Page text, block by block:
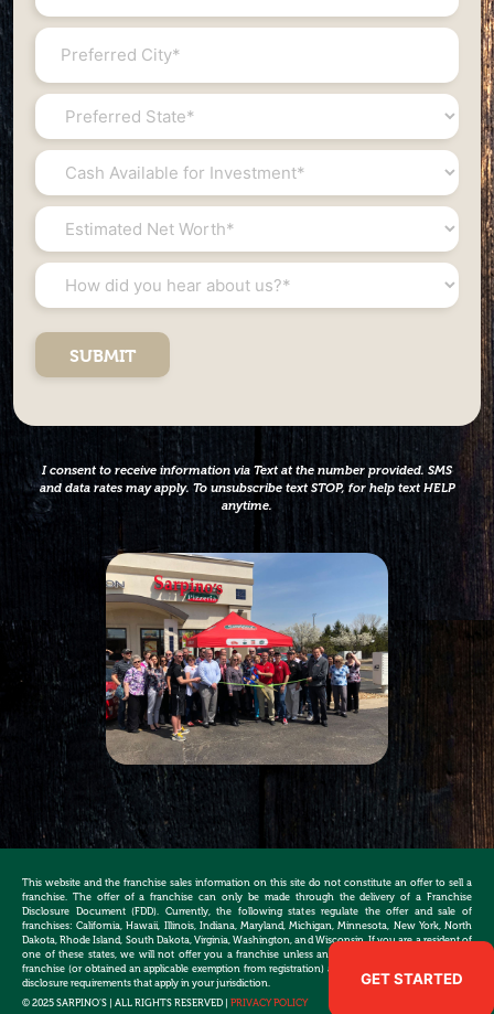
GET STARTED
*
City
State
*
Cash
Available
for
Investment
*
Estimated
Net
Worth
*
How
did
you
hear
about
I consent to receive information via Text at the number provided. SMS
and data rates may apply. To unsubscribe text STOP, for help text HELP
anytime.
This website and the franchise sales information on this site do not constitute an offer to sell a
franchise. The offer of a franchise can only be made through the delivery of a Franchise
Disclosure Document (FDD). Currently, the following states regulate the offer and sale of
franchises: California, Hawaii, Illinois, Indiana, Maryland, Michigan, Minnesota, New York, North
Dakota, Rhode Island, South Dakota, Virginia, Washington, and Wisconsin. If you are a resident of
one of these states, we will not offer you a franchise unless and until we have registered the
franchise (or obtained an applicable exemption from registration) and complied with the pre-sale
disclosure requirements that apply in your jurisdiction.
© 2025 SARPINO’S | ALL RIGHTS RESERVED | PRIVACY POLICY